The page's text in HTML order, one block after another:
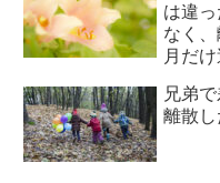
は違
なく
月だ
兄弟
離散